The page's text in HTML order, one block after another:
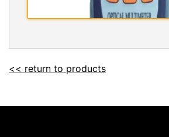
<< return to products